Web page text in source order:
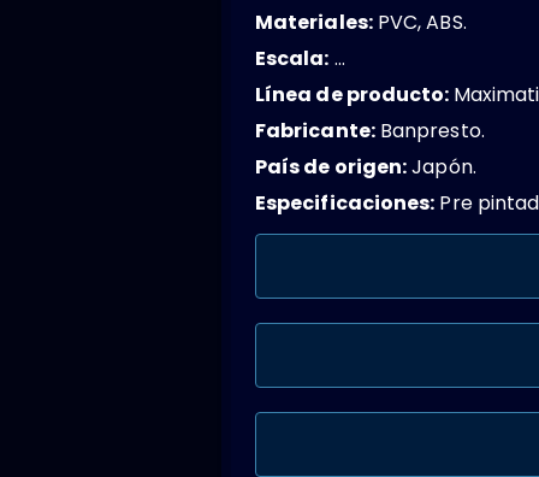
Materiales:PVC, ABS.
Escala: …
Línea de producto:
Fabricante:Banpresto.
País de origen:Japón.
Especificaciones: Pre